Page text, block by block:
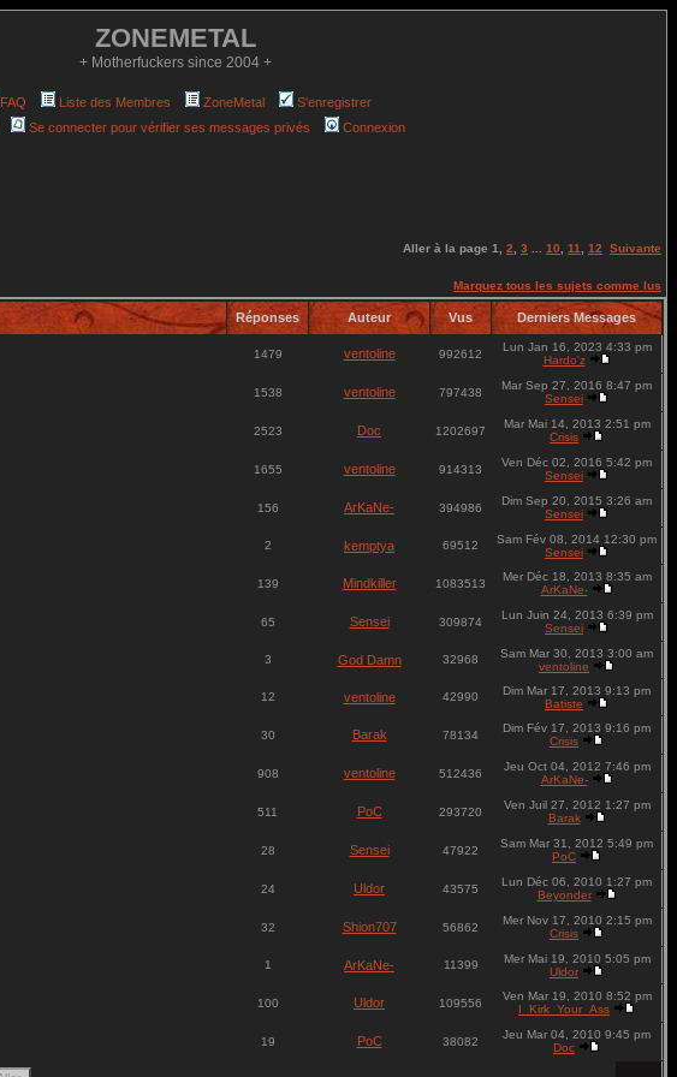
ZONEMETAL
+ Motherfuckers since 2004 +
FAQ Liste des Membres ZoneMetal
S'enregistrer
Se connecter pour vérifier ses messages privés Connexion
Aller à la page 1 2 3 10 11 12 Suivante
Marquez tous les sujets comme lus
Réponses Auteur Vus Derniers Messages
1479 ventoline 992612
Lun Jan 16, 2023 4:33 pm
Hardo'z
1538 ventoline 797438
Mar Sep 27, 2016 8:47 pm
Sensei
2523 Doc 1202697
Mar Mai 14, 2013 2:51 pm
Crisis
1655 ventoline 914313
Ven Déc 02, 2016 5:42 pm
Sensei
156 ArKaNe- 394986
Dim Sep 20, 2015 3:26 am
Sensei
2 kemptya 69512
Sam Fév 08, 2014 12:30 pm
Sensei
139 Mindkiller 1083513
Mer Déc 18, 2013 8:35 am
ArKaNe-
65 Sensei 309874
Lun Juin 24, 2013 6:39 pm
Sensei
3 God Damn 32968
Sam Mar 30, 2013 3:00 am
ventoline
12 ventoline 42990
Dim Mar 17, 2013 9:13 pm
Batiste
30 Barak 78134
Dim Fév 17, 2013 9:16 pm
Crisis
908 ventoline 512436
Jeu Oct 04, 2012 7:46 pm
ArKaNe-
511 PoC 293720
Ven Juil 27, 2012 1:27 pm
Barak
28 Sensei 47922
Sam Mar 31, 2012 5:49 pm
PoC
24 Uldor 43575
Lun Déc 06, 2010 1:27 pm
Beyonder
32 Shion707 56862
Mer Nov 17, 2010 2:15 pm
Crisis
1 ArKaNe- 11399
Mer Mai 19, 2010 5:05 pm
Uldor
100 Uldor 109556
Ven Mar 19, 2010 8:52 pm
I_Kirk_Your_Ass
19 PoC 38082
Jeu Mar 04, 2010 9:45 pm
Doc